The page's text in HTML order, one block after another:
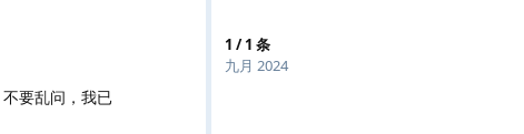
1 /1 条
九月 2024
要乱问，我已